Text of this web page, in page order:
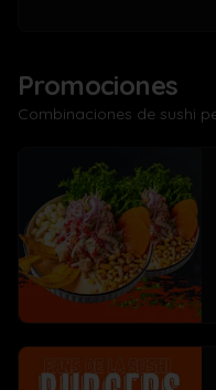
Promociones
Combinaciones de sushi